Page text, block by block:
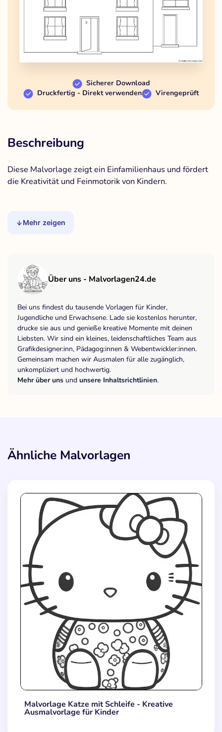
Sicherer Download
Druckfertig - Direkt verwenden
Virengeprüft
Beschreibung
Diese Malvorlage zeigt ein Einfamilienhaus und fördert
die Kreativität und Feinmotorik von Kindern.
Mehr zeigen
Über uns - Malvorlagen24.de
Bei uns findest du tausende Vorlagen für Kinder,
Jugendliche und Erwachsene. Lade sie kostenlos herunter,
drucke sie aus und genieße kreative Momente mit deinen
Liebsten. Wir sind ein kleines, leidenschaftliches Team aus
Grafikdesigner:inn, Pädagog:innen & Webentwickler:innen.
Gemeinsam machen wir Ausmalen für alle zugänglich,
unkompliziert und hochwertig.
Mehr über uns und unsere Inhaltsrichtlinien.
Ähnliche Malvorlagen
Malvorlage Katze mit Schleife - Kreative
Ausmalvorlage für Kinder